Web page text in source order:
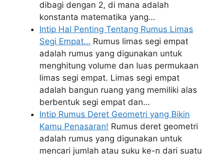
dibagi dengan 2, di mana adalah
konstanta matematika yang…
Intip Hal Penting Tentang Rumus Limas
Segi Empat… Rumus limas segi empat
adalah rumus yang digunakan untuk
menghitung volume dan luas permukaan
limas segi empat. Limas segi empat
adalah bangun ruang yang memiliki alas
berbentuk segi empat dan…
Intip Rumus Deret Geometri yang Bikin
Kamu Penasaran! Rumus deret geometri
adalah rumus yang digunakan untuk
mencari jumlah atau suku ke-n dari suatu